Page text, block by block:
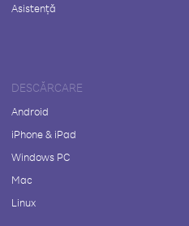
Asistență
DESCĂRCARE
Android
iPhone & iPad
Windows PC
Mac
Linux